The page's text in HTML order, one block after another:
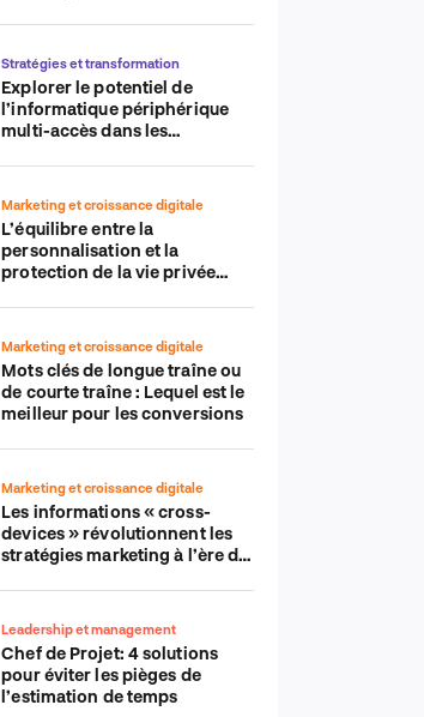
commerce électronique
Stratégies et transformation
Explorer le potentiel de
l’informatique périphérique
multi-accès dans les
Marketing et croissance digitale
L’équilibre entre la
personnalisation et la
protection de la vie privée
Marketing et croissance digitale
Mots clés de longue traîne ou
de courte traîne : Lequel est le
meilleur pour les conversions
Marketing et croissance digitale
Les informations « cross-
devices » révolutionnent les
stratégies marketing à l’ère du
Leadership et management
Chef de Projet: 4 solutions
pour éviter les pièges de
l’estimation de temps